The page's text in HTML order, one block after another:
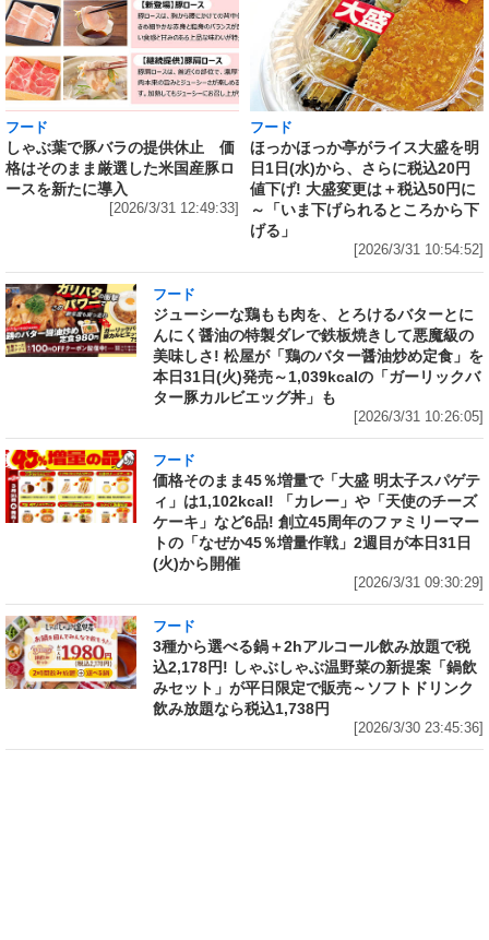
フード
しゃぶ葉で豚バラの提供休止 価
格はそのまま厳選した米国産豚ロ
ースを新たに導入
[2026/3/31 12:49:33]
フード
ほっかほっか亭がライス大盛を明
日1日(水)から、さらに税込20円
値下げ! 大盛変更は＋税込50円に
～「いま下げられるところから下
げる」
[2026/3/31 10:54:52]
フード
ジューシーな鶏もも肉を、とろけるバターとに
んにく醤油の特製ダレで鉄板焼きして悪魔級の
美味しさ! 松屋が「鶏のバター醤油炒め定食」を
本日31日(火)発売～1,039kcalの「ガーリックバ
ター豚カルビエッグ丼」も
[2026/3/31 10:26:05]
フード
価格そのまま45％増量で「大盛 明太子スパゲテ
ィ」は1,102kcal! 「カレー」や「天使のチーズ
ケーキ」など6品! 創立45周年のファミリーマー
トの「なぜか45％増量作戦」2週目が本日31日
(火)から開催
[2026/3/31 09:30:29]
フード
3種から選べる鍋＋2hアルコール飲み放題で税
込2,178円! しゃぶしゃぶ温野菜の新提案「鍋飲
みセット」が平日限定で販売～ソフトドリンク
飲み放題なら税込1,738円
[2026/3/30 23:45:36]